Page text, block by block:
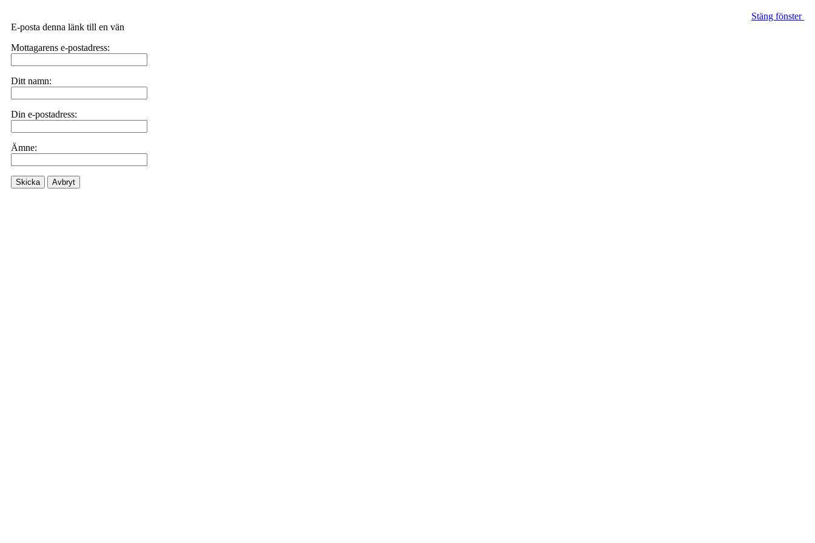
Stäng fönster
E-posta denna länk till en vän
Mottagarens e-postadress:
Ditt namn:
Din e-postadress:
Ämne:
Skicka Avbryt